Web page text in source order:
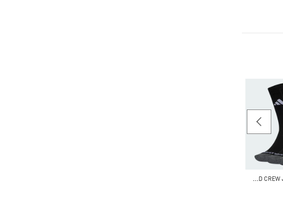
ث
لاثة أزواج من جوارب PERFORMANCE GRIP CLIMACOOL CUSHIONED CREW
Price